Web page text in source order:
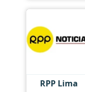
RPP Lima